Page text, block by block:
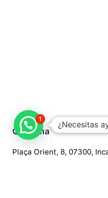
Quaroma
Plaça Orient, 8, 07300,
¿Necesitas
1